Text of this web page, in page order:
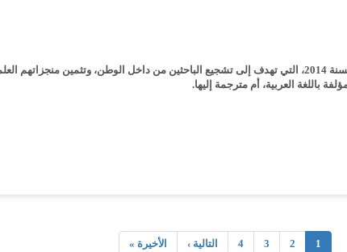
يعلن المجلس الأعلى للغة العربية عن تنظيم "جائزة المجلس للغة العربية لسنة 2014، التي تهدف إلى تشجيع الباحثين من
باللغة العربية، أم مترجمة إليها.
1
2
3
4 التالية › الأخيرة »